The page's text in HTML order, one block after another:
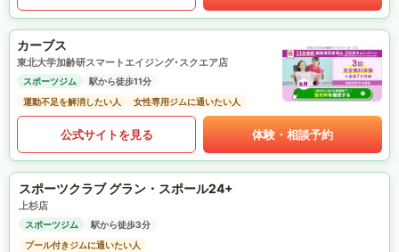
カーブス
東北大学加齢研スマートエイジング･スクエア店
スポーツジム
駅から徒歩11分
運動不足を解消したい人
女性専用ジムに通いたい人
公式サイトを見る 体験・相談予約
スポーツクラブ グラン・スポール24+
上杉店
スポーツジム
駅から徒歩3分
プール付きジムに通いたい人